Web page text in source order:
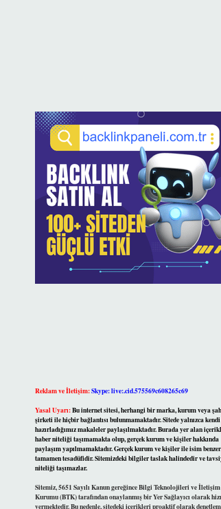
Reklam ve İletişim:Skype: live:.cid.575569c608265c69
Yasal Uyarı:Bu internet sitesi, herhangi bir marka, kurum veya
şirketi ile hiçbir bağlantısı bulunmamaktadır. Sitede yalnızca kendi
hazırladığımız makaleler paylaşılmaktadır. Burada yer alan
haber niteliği taşımamakta olup, gerçek kurum ve kişiler hakkında
paylaşım yapılmamaktadır. Gerçek kurum ve kişiler ile isim
tamamen tesadüfidir. Sitemizdeki bilgiler taslak halindedir ve
niteliği taşımazlar.
Sitemiz, 5651 Sayılı Kanun gereğince Bilgi Teknolojileri ve İletişim
Kurumu (BTK) tarafından onaylanmış bir Yer Sağlayıcı olarak
vermektedir. Bu nedenle, sitedeki içerikleri proaktif olarak